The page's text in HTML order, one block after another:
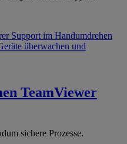
Support im Handumdrehen
überwachen und
TeamViewer
sichere Prozesse.